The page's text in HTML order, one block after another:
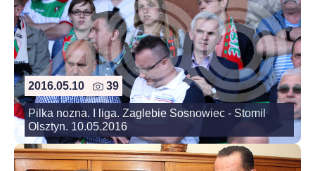
2016.05.10 39
Pilka nozna. I liga. Zaglebie Sosnowiec - Stomil
Olsztyn. 10.05.2016